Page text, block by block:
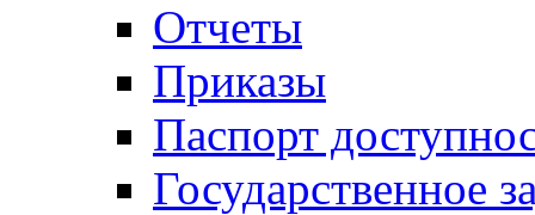
Отчеты
Приказы
Паспорт
Государственное